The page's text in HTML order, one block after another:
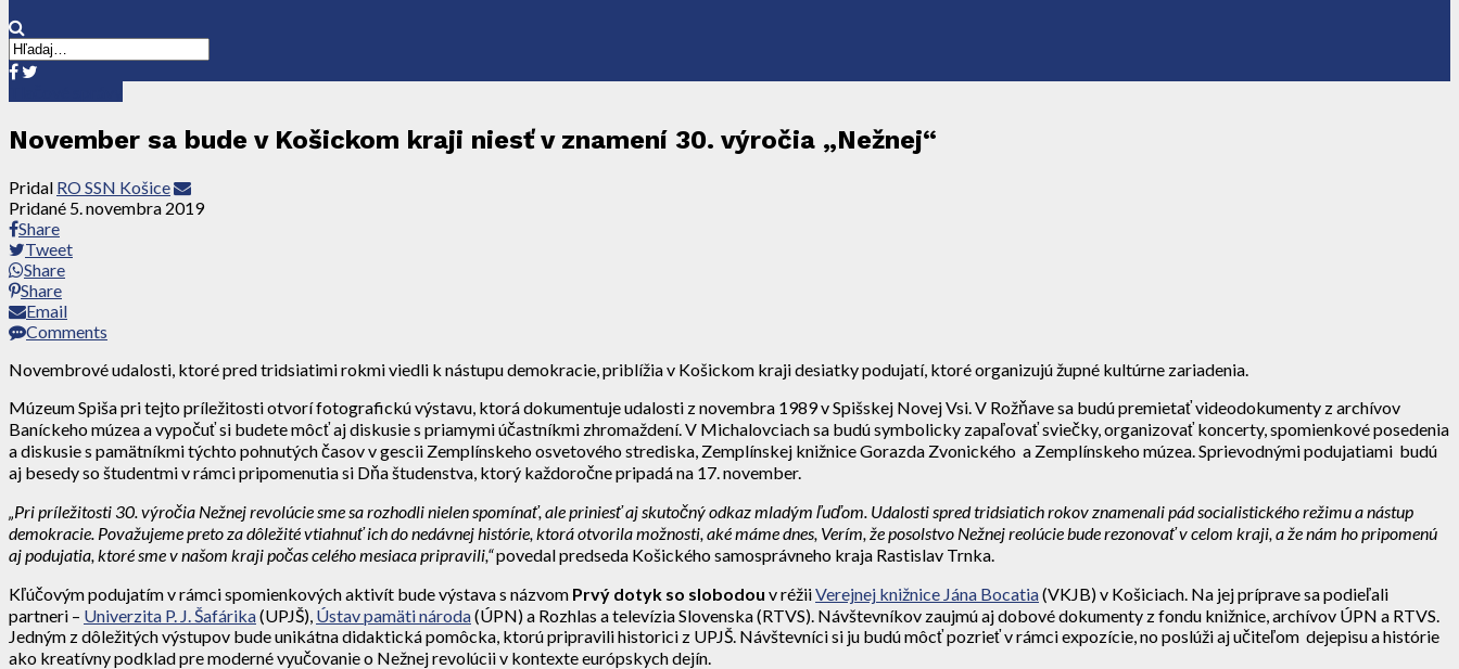
November sa bude v Košickom kraji niesť v znamení 30. výročia „Nežnej“
Pridal RO SSN Košice
Pridané 5. novembra 2019
Share
Tweet
Share
Share
Email
Comments
Novembrové udalosti, ktoré pred tridsiatimi rokmi viedli k nástupu demokracie, priblížia v Košickom kraji desiatky podujatí, ktoré organizujú župné kultúrne zariadenia.
Múzeum Spiša pri tejto príležitosti otvorí fotografickú výstavu, ktorá dokumentuje udalosti z novembra 1989 v Spišskej Novej Vsi. V Rožňave sa budú premietať videodokumenty z archívov
Baníckeho múzea a vypočuť si budete môcť aj diskusie s priamymi účastníkmi zhromaždení. V Michalovciach sa budú symbolicky zapaľovať sviečky, organizovať koncerty, spomienkové posedenia
a diskusie s pamätníkmi týchto pohnutých časov v gescii Zemplínskeho osvetového strediska, Zemplínskej knižnice Gorazda Zvonického a Zemplínskeho múzea. Sprievodnými podujatiami budú
aj besedy so študentmi v rámci pripomenutia si Dňa študenstva, ktorý každoročne pripadá na 17. november.
„Pri príležitosti 30. výročia Nežnej revolúcie sme sa rozhodli nielen spomínať, ale priniesť aj skutočný odkaz mladým ľuďom. Udalosti spred tridsiatich rokov znamenali pád socialistického režimu a nástup
demokracie. Považujeme preto za dôležité vtiahnuť ich do nedávnej histórie, ktorá otvorila možnosti, aké máme dnes, Verím, že posolstvo Nežnej reolúcie bude rezonovať v celom kraji, a že nám ho pripomenú
aj podujatia, ktoré sme v našom kraji počas celého mesiaca pripravili,“povedal predseda Košického samosprávneho kraja Rastislav Trnka.
Kľúčovým podujatím v rámci spomienkových aktivít bude výstava s názvom Prvý dotyk so slobodou v réžiiVerejnej knižnice Jána Bocatia(VKJB) v Košiciach. Na jej príprave sa podieľali
partneri – Univerzita P. J. Šafárika(UPJŠ), Ústav pamäti národa(ÚPN) a Rozhlas a televízia Slovenska (RTVS). Návštevníkov zaujmú aj dobové dokumenty z fondu knižnice, archívov ÚPN a RTVS.
Jedným z dôležitých výstupov bude unikátna didaktická pomôcka, ktorú pripravili historici z UPJŠ. Návštevníci si ju budú môcť pozrieť v rámci expozície, no poslúži aj učiteľom dejepisu a histórie
ako kreatívny podklad pre moderné vyučovanie o Nežnej revolúcii v kontexte európskych dejín.